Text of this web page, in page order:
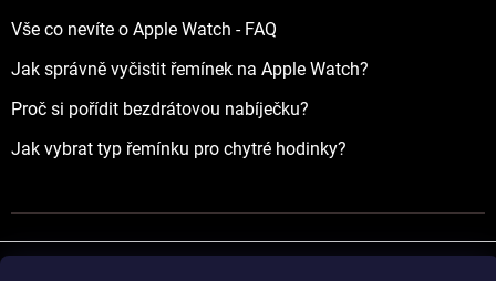
Vše co nevíte o Apple Watch - FAQ
Jak správně vyčistit řemínek na Apple Watch?
Proč si pořídit bezdrátovou nabíječku?
Jak vybrat typ řemínku pro chytré hodinky?